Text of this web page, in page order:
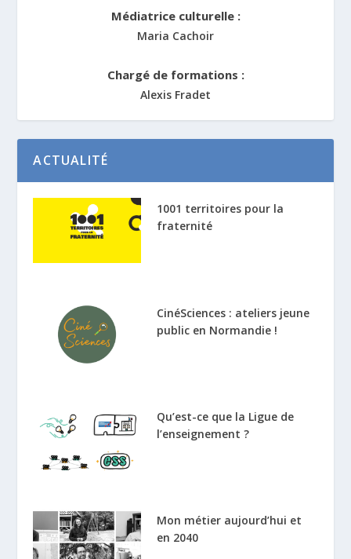
Médiatrice culturelle :
Maria Cachoir
Chargé de formations :
Alexis Fradet
ACTUALITÉ
1001 territoires pour la
fraternité
CinéSciences : ateliers jeune
public en Normandie !
Qu’est-ce que la Ligue de
l’enseignement ?
Mon métier aujourd’hui et
en 2040